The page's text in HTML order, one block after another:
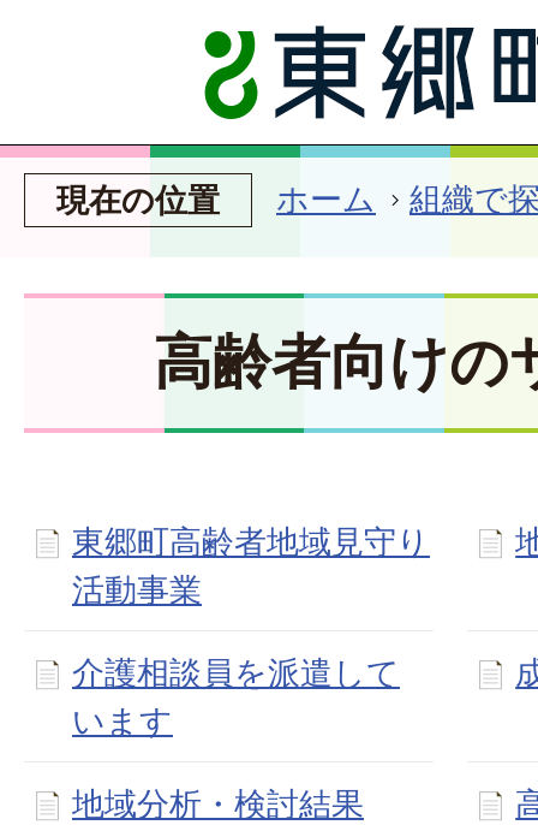
現在の位置 ホーム 組織で
高齢者向けの
東郷町高齢者地域見守り
活動事業
介護相談員を派遣して
います
地域分析・検討結果